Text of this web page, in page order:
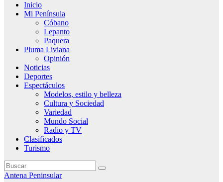
Inicio
Mi Península
Cóbano
Lepanto
Paquera
Pluma Liviana
Opinión
Noticias
Deportes
Espectáculos
Modelos, estilo y belleza
Cultura y Sociedad
Variedad
Mundo Social
Radio y TV
Clasificados
Turismo
Antena Peninsular